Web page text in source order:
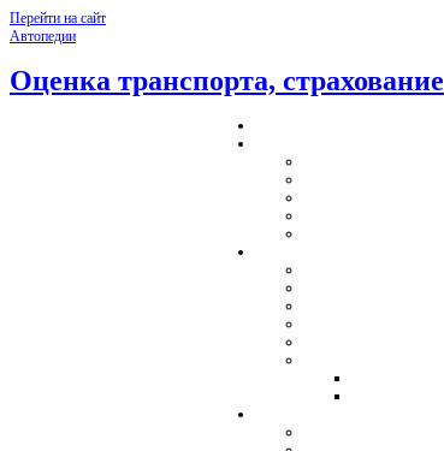
Перейти на сайт
Автопедии
Оценка транспорта, страхование